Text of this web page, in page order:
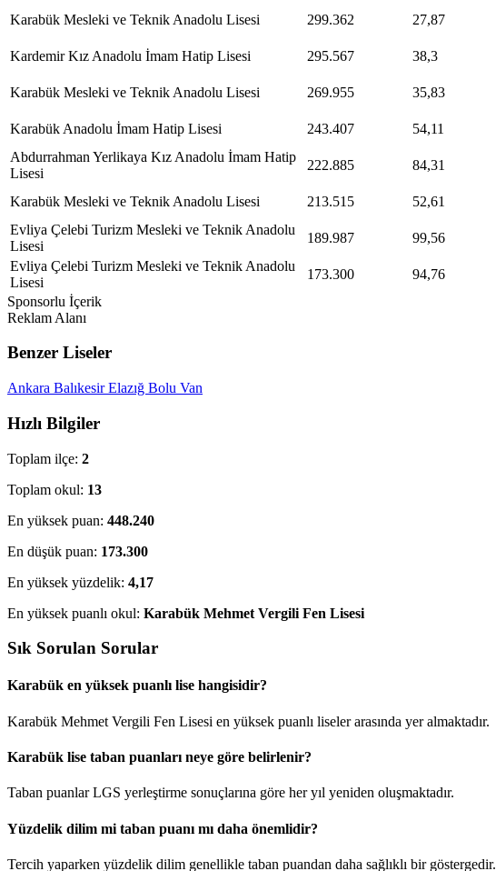
Karabük Mesleki ve Teknik Anadolu Lisesi 299.362 27,87
Kardemir Kız Anadolu İmam Hatip Lisesi 295.567 38,3
Karabük Mesleki ve Teknik Anadolu Lisesi 269.955 35,83
Karabük Anadolu İmam Hatip Lisesi 243.407 54,11
Abdurrahman Yerlikaya Kız Anadolu İmam Hatip
Lisesi
222.885 84,31
Karabük Mesleki ve Teknik Anadolu Lisesi 213.515 52,61
Evliya Çelebi Turizm Mesleki ve Teknik Anadolu
Lisesi
189.987 99,56
Evliya Çelebi Turizm Mesleki ve Teknik Anadolu
Lisesi
173.300 94,76
Sponsorlu İçerik
Reklam Alanı
Benzer Liseler
Ankara BalıkesirElazığ Bolu Van
Hızlı Bilgiler
Toplam ilçe: 2
Toplam okul: 13
En yüksek puan: 448.240
En düşük puan: 173.300
En yüksek yüzdelik: 4,17
En yüksek puanlı okul: Karabük Mehmet Vergili Fen Lisesi
Sık Sorulan Sorular
Karabük en yüksek puanlı lise hangisidir?
Karabük Mehmet Vergili Fen Lisesi en yüksek puanlı liseler arasında yer almaktadır.
Karabük lise taban puanları neye göre belirlenir?
Taban puanlar LGS yerleştirme sonuçlarına göre her yıl yeniden oluşmaktadır.
Yüzdelik dilim mi taban puanı mı daha önemlidir?
Tercih yaparken yüzdelik dilim genellikle taban puandan daha sağlıklı bir göstergedir.